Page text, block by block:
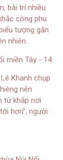
bài trí nhiều
công phu
tượng gắn
nhiên.
Khanh chụp
nên
từ khắp nơi
hơn”, người